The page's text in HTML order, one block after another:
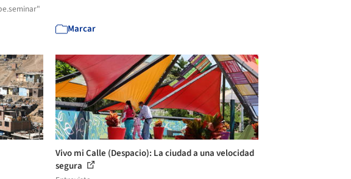
Marcar
Vivo mi Calle (Despacio): La ciudad a una velocidad
segura